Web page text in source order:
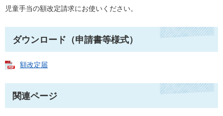
児童手当の額改定請求にお使いください。
ダウンロード（申請書等様式）
額改定届
関連ページ